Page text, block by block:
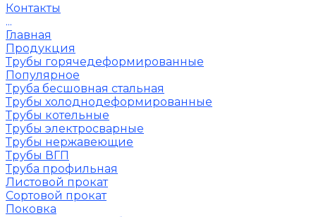
Контакты
...
Главная
Продукция
Трубы горячедеформированные
Популярное
Труба бесшовная стальная
Трубы холоднодеформированные
Трубы котельные
Трубы электросварные
Трубы нержавеющие
Трубы ВГП
Труба профильная
Листовой прокат
Сортовой прокат
Поковка